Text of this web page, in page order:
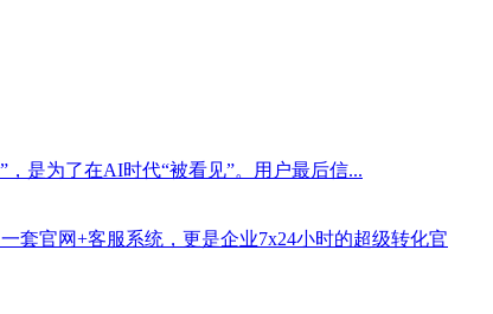
是为了在AI时代“被看见”。用户最后信...